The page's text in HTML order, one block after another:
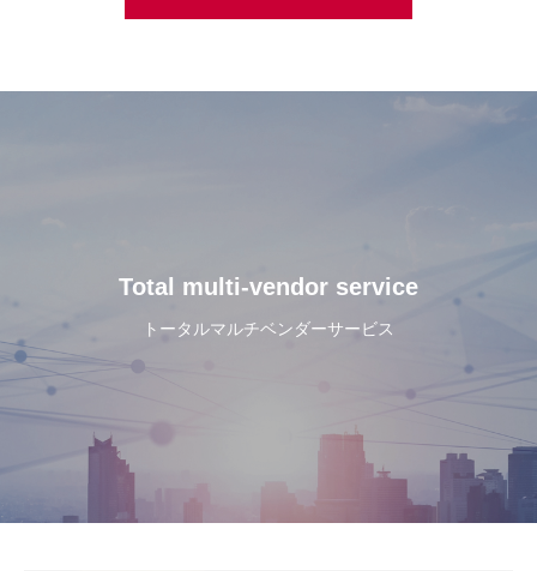
Total multi-vendor service
トータルマルチベンダーサービス